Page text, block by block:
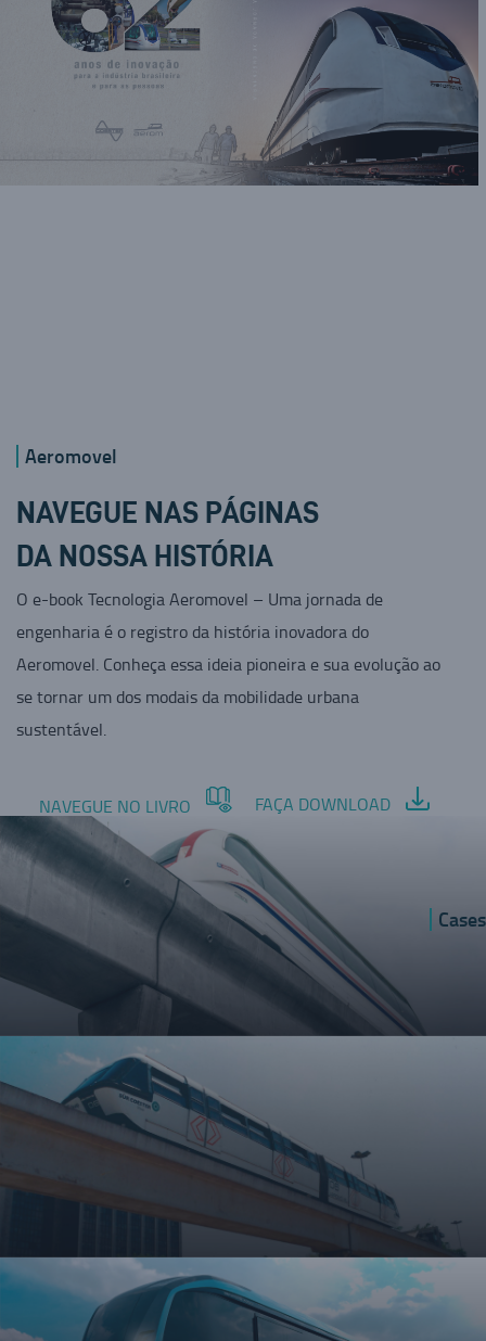
Aeromovel
NAVEGUE NAS PÁGINAS
DA NOSSA HISTÓRIA
O e-book Tecnologia Aeromovel – Uma jornada de
engenharia é o registro da história inovadora do
Aeromovel. Conheça essa ideia pioneira e sua evolução ao
se tornar um dos modais da mobilidade urbana
sustentável.
NAVEGUE NO LIVRO FAÇA DOWNLOAD
Cases